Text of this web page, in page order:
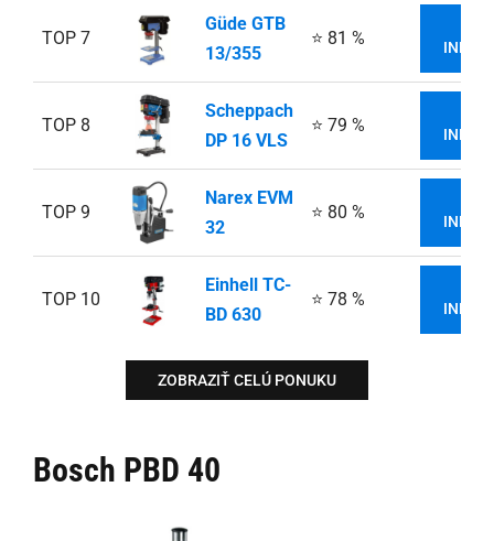
TOP 7
Güde GTB
13/355
⭐ 81 %
TOP 8
Scheppach
DP 16 VLS
⭐ 79 %
TOP 9
Narex EVM
32
⭐ 80 %
TOP 10
Einhell TC-
BD 630
⭐ 78 %
ZOBRAZIŤ CELÚ PONUKU
Bosch PBD 40